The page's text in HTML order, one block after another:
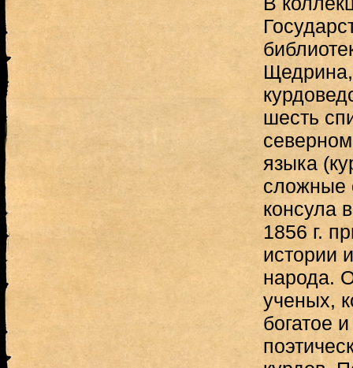
шесть
языка
сложные
консула
1856 г.
истории
народа.
ученых,
богатое